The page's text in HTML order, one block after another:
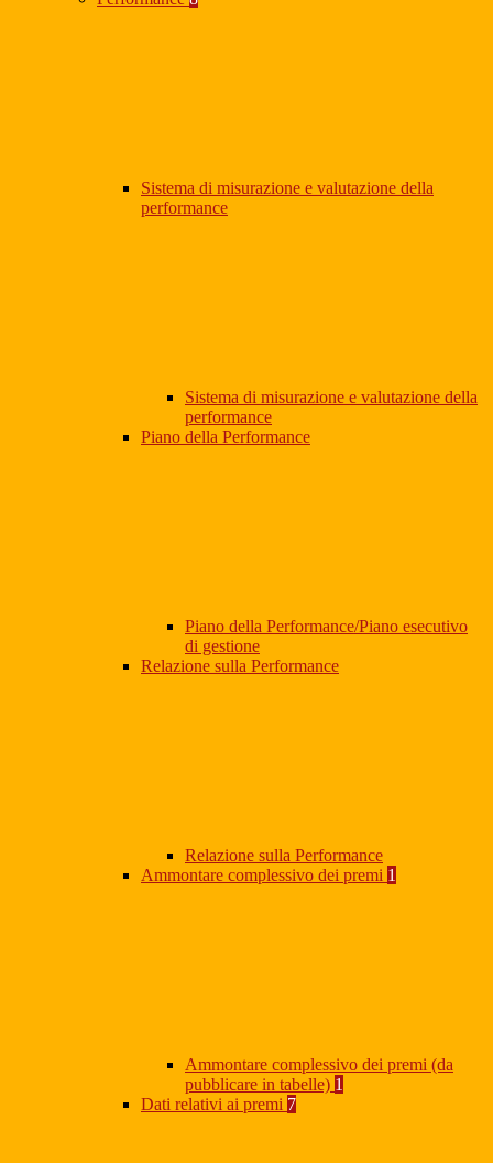
Sistema di misurazione e valutazione della
performance
Sistema di misurazione e valutazione della
performance
Piano della Performance
Piano della Performance/Piano esecutivo
di gestione
Relazione sulla Performance
Relazione sulla Performance
Ammontare complessivo dei premi 1
Ammontare complessivo dei premi (da
pubblicare in tabelle) 1
Dati relativi ai premi 7